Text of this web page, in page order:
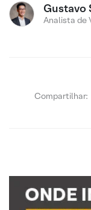
Gustavo
Analista de
Compartilhar: